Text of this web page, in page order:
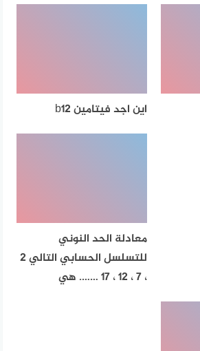
اين اجد فيتامين b12
معادلة الحد النوني
للتسلسل الحسابي التالي 2
، 7 ، 12 ، 17 ……. هي